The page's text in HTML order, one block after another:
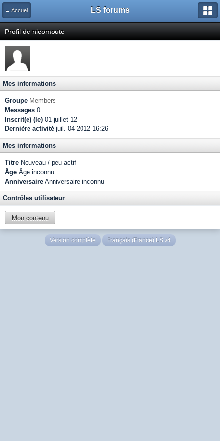
← Accueil LS forums
Profil de nicomoute
Mes informations
Groupe Members
Messages 0
Inscrit(e) (le) 01-juillet 12
Dernière activité juil. 04 2012 16:26
Mes informations
Titre Nouveau / peu actif
Âge Âge inconnu
Anniversaire Anniversaire inconnu
Contrôles utilisateur
Mon contenu
Version complète Français (France) LS v4